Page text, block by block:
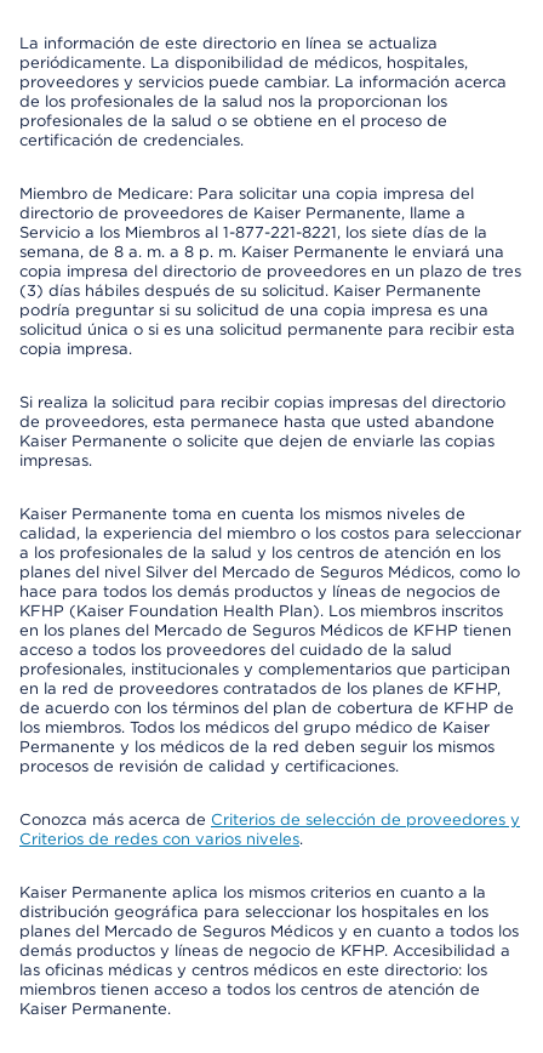
La información de este directorio en línea se actualiza
periódicamente. La disponibilidad de médicos, hospitales,
proveedores y servicios puede cambiar. La información acerca
de los profesionales de la salud nos la proporcionan los
profesionales de la salud o se obtiene en el proceso de
certificación de credenciales.
Miembro de Medicare: Para solicitar una copia impresa del
directorio de proveedores de Kaiser Permanente, llame a
Servicio a los Miembros al 1-877-221-8221, los siete días de la
semana, de 8 a. m. a 8 p. m. Kaiser Permanente le enviará una
copia impresa del directorio de proveedores en un plazo de tres
(3) días hábiles después de su solicitud. Kaiser Permanente
podría preguntar si su solicitud de una copia impresa es una
solicitud única o si es una solicitud permanente para recibir esta
copia impresa.
Si realiza la solicitud para recibir copias impresas del directorio
de proveedores, esta permanece hasta que usted abandone
Kaiser Permanente o solicite que dejen de enviarle las copias
impresas.
Kaiser Permanente toma en cuenta los mismos niveles de
calidad, la experiencia del miembro o los costos para seleccionar
a los profesionales de la salud y los centros de atención en los
planes del nivel Silver del Mercado de Seguros Médicos, como lo
hace para todos los demás productos y líneas de negocios de
KFHP (Kaiser Foundation Health Plan). Los miembros inscritos
en los planes del Mercado de Seguros Médicos de KFHP tienen
acceso a todos los proveedores del cuidado de la salud
profesionales, institucionales y complementarios que participan
en la red de proveedores contratados de los planes de KFHP,
de acuerdo con los términos del plan de cobertura de KFHP de
los miembros. Todos los médicos del grupo médico de Kaiser
Permanente y los médicos de la red deben seguir los mismos
procesos de revisión de calidad y certificaciones.
Conozca más acerca de Criterios de selección de proveedores y
Criterios de redes con varios niveles.
Kaiser Permanente aplica los mismos criterios en cuanto a la
distribución geográfica para seleccionar los hospitales en los
planes del Mercado de Seguros Médicos y en cuanto a todos los
demás productos y líneas de negocio de KFHP. Accesibilidad a
las oficinas médicas y centros médicos en este directorio: los
miembros tienen acceso a todos los centros de atención de
Kaiser Permanente.